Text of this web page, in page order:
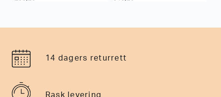
14 dagers returrett
Rask levering